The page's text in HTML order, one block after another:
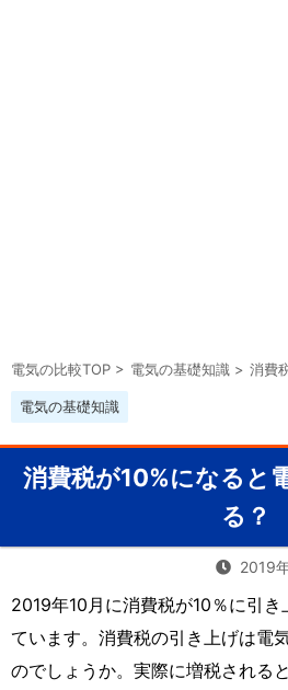
電気の比較TOP > 電気の基礎知識 > 消費
電気の基礎知識
消費税が10%になると
る？
2019
2019年10月に消費税が10％に引
ています。消費税の引き上げは電
のでしょうか。実際に増税される